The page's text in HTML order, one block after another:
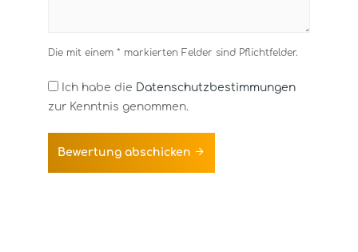
Die mit einem * markierten Felder sind Pflichtfelder.
Ich habe die Datenschutzbestimmungen
zur Kenntnis genommen.
Bewertung abschicken